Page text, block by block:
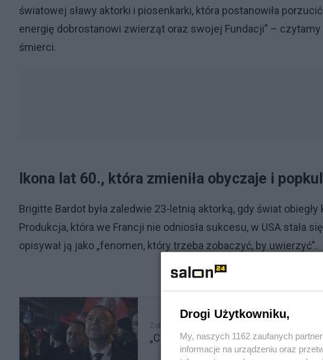
światowej sławy aktorki i piosenkarki, która postanowiła
energię dobrostanowi zwierząt oraz swojej Fundacji” –
śmierci.
Ikona lat 60., która zmieniła obyczaje i
Brigitte Bardot była zaledwie 23-letnią aktorką, gdy świat obiegły
Produkcja, która we Francji nie odniosła sukcesu, w USA stała
opisywał ją jako „fenomen, który trzeba zobaczyć, by uwierzyć”.
Zobacz także
„Chwała Powstańcom!". Prezydent
Drogi Użytkowniku,
My, naszych 1162 zaufanych
informacje na urządzeniu oraz